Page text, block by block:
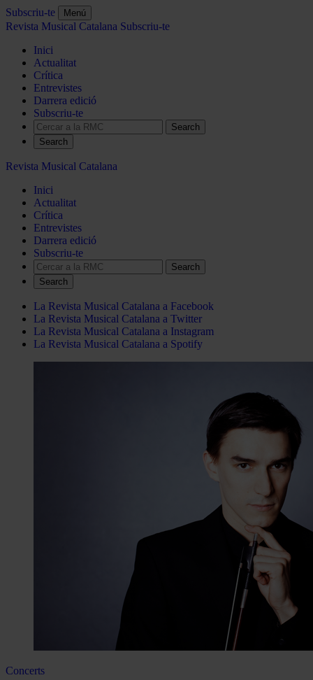
Subscriu-te Menú
Revista Musical Catalana Subscriu-te
Inici
Actualitat
Crítica
Entrevistes
Darrera edició
Subscriu-te
Search
Revista Musical Catalana
Inici
Actualitat
Crítica
Entrevistes
Darrera edició
Subscriu-te
Search
La Revista Musical Catalana a Facebook
La Revista Musical Catalana a Twitter
La Revista Musical Catalana a Instagram
La Revista Musical Catalana a Spotify
Concerts